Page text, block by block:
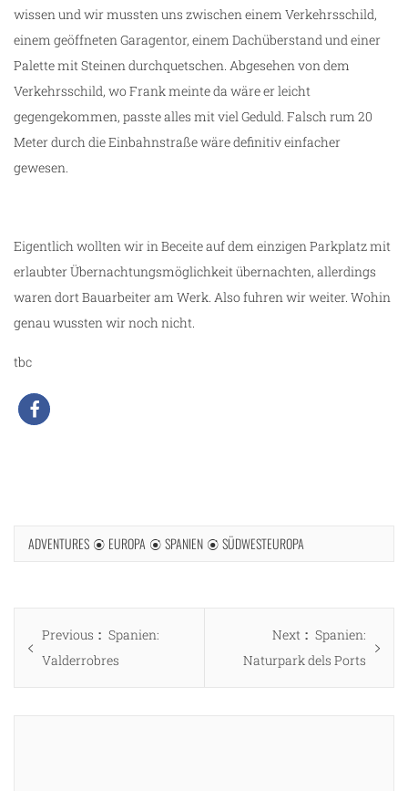
wissen und wir mussten uns zwischen einem Verkehrsschild,
einem geöffneten Garagentor, einem Dachüberstand und einer
Palette mit Steinen durchquetschen. Abgesehen von dem
Verkehrsschild, wo Frank meinte da wäre er leicht
gegengekommen, passte alles mit viel Geduld. Falsch rum 20
Meter durch die Einbahnstraße wäre definitiv einfacher
gewesen.
Eigentlich wollten wir in Beceite auf dem einzigen Parkplatz mit
erlaubter Übernachtungsmöglichkeit übernachten, allerdings
waren dort Bauarbeiter am Werk. Also fuhren wir weiter. Wohin
genau wussten wir noch nicht.
tbc
ADVENTURES EUROPA SPANIEN SÜDWESTEUROPA
Beitragsnavigation
Previous
Previous
post:
Spanien:
Valderrobres
Next
Next
post:
Spanien:
Naturpark dels Ports